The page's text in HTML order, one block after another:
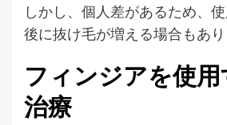
しかし、個人差があるため、
後に抜け毛が増える場合もあり
フィンジアを使
治療